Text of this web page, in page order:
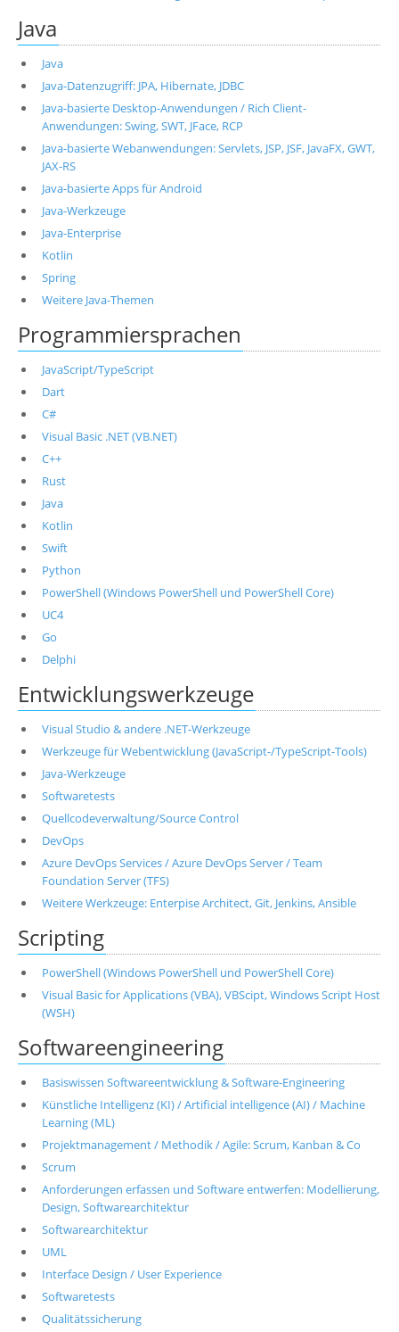
Java
Java
Java-Datenzugriff: JPA, Hibernate, JDBC
Java-basierte Desktop-Anwendungen / Rich Client-
Anwendungen: Swing, SWT, JFace, RCP
Java-basierte Webanwendungen: Servlets, JSP, JSF, JavaFX, GWT,
JAX-RS
Java-basierte Apps für Android
Java-Werkzeuge
Java-Enterprise
Kotlin
Spring
Weitere Java-Themen
Programmiersprachen
JavaScript/TypeScript
Dart
C#
Visual Basic .NET (VB.NET)
C++
Rust
Java
Kotlin
Swift
Python
PowerShell (Windows PowerShell und PowerShell Core)
UC4
Go
Delphi
Entwicklungswerkzeuge
Visual Studio & andere .NET-Werkzeuge
Werkzeuge für Webentwicklung (JavaScript-/TypeScript-Tools)
Java-Werkzeuge
Softwaretests
Quellcodeverwaltung/Source Control
DevOps
Azure DevOps Services / Azure DevOps Server / Team
Foundation Server (TFS)
Weitere Werkzeuge: Enterpise Architect, Git, Jenkins, Ansible
Scripting
PowerShell (Windows PowerShell und PowerShell Core)
Visual Basic for Applications (VBA), VBScipt, Windows Script Host
(WSH)
Softwareengineering
Basiswissen Softwareentwicklung & Software-Engineering
Künstliche Intelligenz (KI) / Artificial intelligence (AI) / Machine
Learning (ML)
Projektmanagement / Methodik / Agile: Scrum, Kanban & Co
Scrum
Anforderungen erfassen und Software entwerfen: Modellierung,
Design, Softwarearchitektur
Softwarearchitektur
UML
Interface Design / User Experience
Softwaretests
Qualitätssicherung